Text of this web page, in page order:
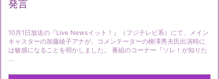
発言
10月1日放送の『Live Newsイット！』（フジテレビ系）にて、メイン
キャスターの加藤綾子アナが、コメンテーターの柳澤秀夫氏出演時に
は敏感になることを明かしました。 番組のコーナー『ソレ！が知りた
...